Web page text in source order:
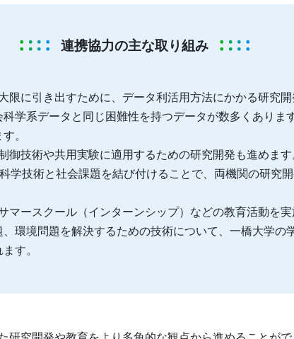
連携協力の主な取り組み
限に引き出すために、データ利活用方法にかかる研究
学系データと同じ困難性を持つデータが数多くありま
。
御技術や共用実験に適用するための研究開発も進めま
学技術と社会課題を結び付けることで、両機関の研究
マースクール（インターンシップ）などの教育活動を
環境問題を解決するための技術について、一橋大学の
す。